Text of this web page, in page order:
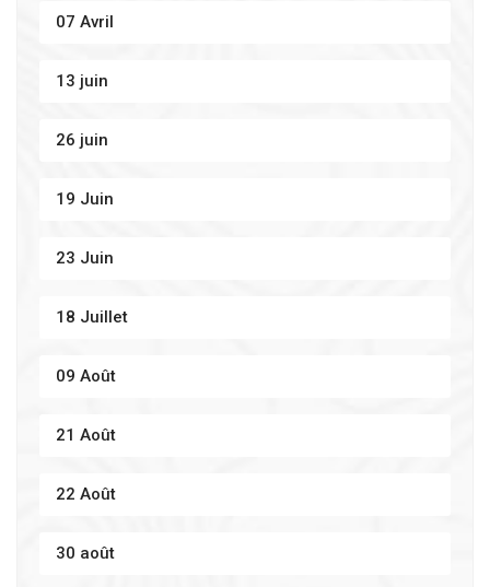
07 Avril
13 juin
26 juin
19 Juin
23 Juin
18 Juillet
09 Août
21 Août
22 Août
30 août